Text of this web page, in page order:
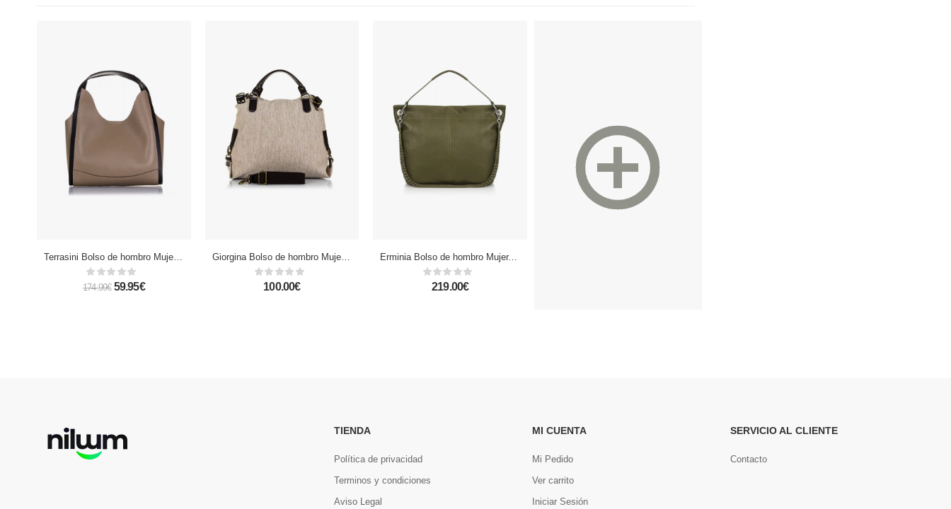
Terrasini Bolso de hombro Mujer.Piel auténtica Dollaro
174.99€ 59.95€
Giorgina Bolso de hombro Mujer.Tejido Lona Premium Piel Sintética PU
100.00€
Erminia Bolso de hombro Mujer.Piel auténtica Dollaro
219.00€
TIENDA
Política de privacidad
Terminos y condiciones
Aviso Legal
MI CUENTA
Mi Pedido
Ver carrito
Iniciar Sesión
SERVICIO AL CLIENTE
Contacto